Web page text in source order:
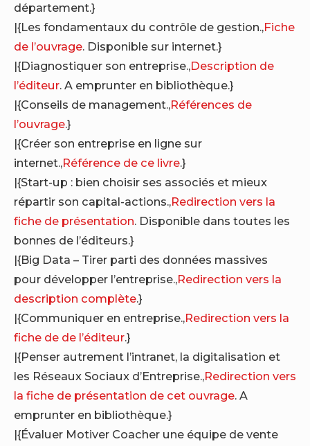
département.}
|{Les fondamentaux du contrôle de gestion.,Fiche
de l’ouvrage. Disponible sur internet.}
|{Diagnostiquer son entreprise.,Description de
l’éditeur. A emprunter en bibliothèque.}
|{Conseils de management.,Références de
l’ouvrage.}
|{Créer son entreprise en ligne sur
internet.,Référence de ce livre.}
|{Start-up : bien choisir ses associés et mieux
répartir son capital-actions.,Redirection vers la
fiche de présentation. Disponible dans toutes les
bonnes de l’éditeurs.}
|{Big Data – Tirer parti des données massives
pour développer l’entreprise.,Redirection vers la
description complète.}
|{Communiquer en entreprise.,Redirection vers la
fiche de de l’éditeur.}
|{Penser autrement l’intranet, la digitalisation et
les Réseaux Sociaux d’Entreprise.,Redirection vers
la fiche de présentation de cet ouvrage. A
emprunter en bibliothèque.}
|{Évaluer Motiver Coacher une équipe de vente